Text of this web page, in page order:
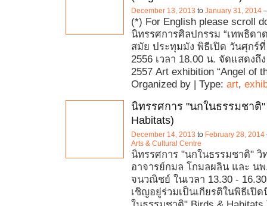
December 13, 2013 to January 31, 2014
(*) For English please scroll
นิทรรศการศิลปกรรม “เทพธิดา
สมัย ประทุมมัง พิธีเปิด วันศุกร์
2556 เวลา 18.00 น. จัดแสดงถึ
2557 Art exhibition “Angel of
Organized by | Type: art,
นิทรรศการ "นกในธรรมชาติ"
Habitats)
December 14, 2013 to February 28, 2014
Arts & Cultural Centre
นิทรรศการ "นกในธรรมชาติ" วิ
อาจารย์กมล โกมลผลิน และ น
จนวณิชย์ ในเวลา 13.30 -
เชิญอยู่ร่วมเป็นเกียรติในพิธีเปิ